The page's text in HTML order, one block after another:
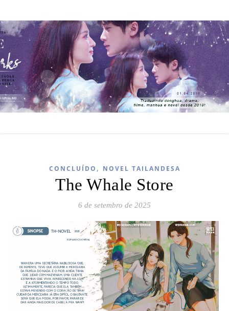
CONCLUÍDO , NOVEL TAILANDESA
The Whale Store
6 de setembro de 2025